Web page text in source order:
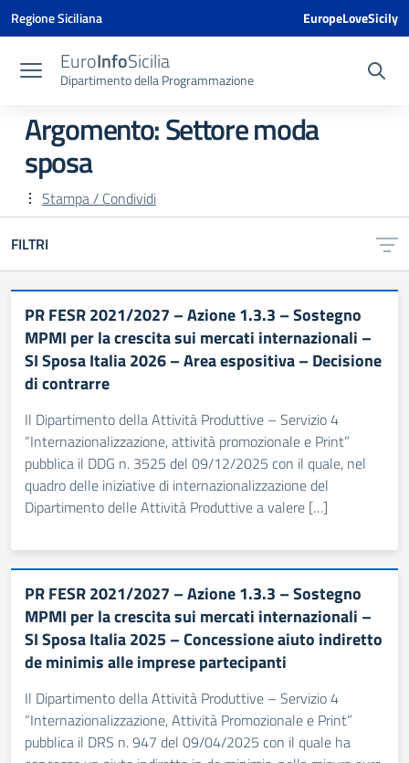
Vai ai contenuti
Vai al menu di navigazione
Vai al footer
Vai al banner delle Cookie Policy
Regione Siciliana EuropeLoveSicily
EuroInfoSicilia
Dipartimento della Programmazione
Argomento: Settore moda
sposa
Stampa / Condividi
FILTRI
PR FESR 2021/2027 – Azione 1.3.3 – Sostegno
MPMI per la crescita sui mercati internazionali –
SI Sposa Italia 2026 – Area espositiva – Decisione
di contrarre
Il Dipartimento della Attività Produttive – Servizio 4
“Internazionalizzazione, attività promozionale e Print”
pubblica il DDG n. 3525 del 09/12/2025 con il quale, nel
quadro delle iniziative di internazionalizzazione del
Dipartimento delle Attività Produttive a valere […]
PR FESR 2021/2027 – Azione 1.3.3 – Sostegno
MPMI per la crescita sui mercati internazionali –
SI Sposa Italia 2025 – Concessione aiuto indiretto
de minimis alle imprese partecipanti
Il Dipartimento della Attività Produttive – Servizio 4
“Internazionalizzazione, Attività Promozionale e Print”
pubblica il DRS n. 947 del 09/04/2025 con il quale ha